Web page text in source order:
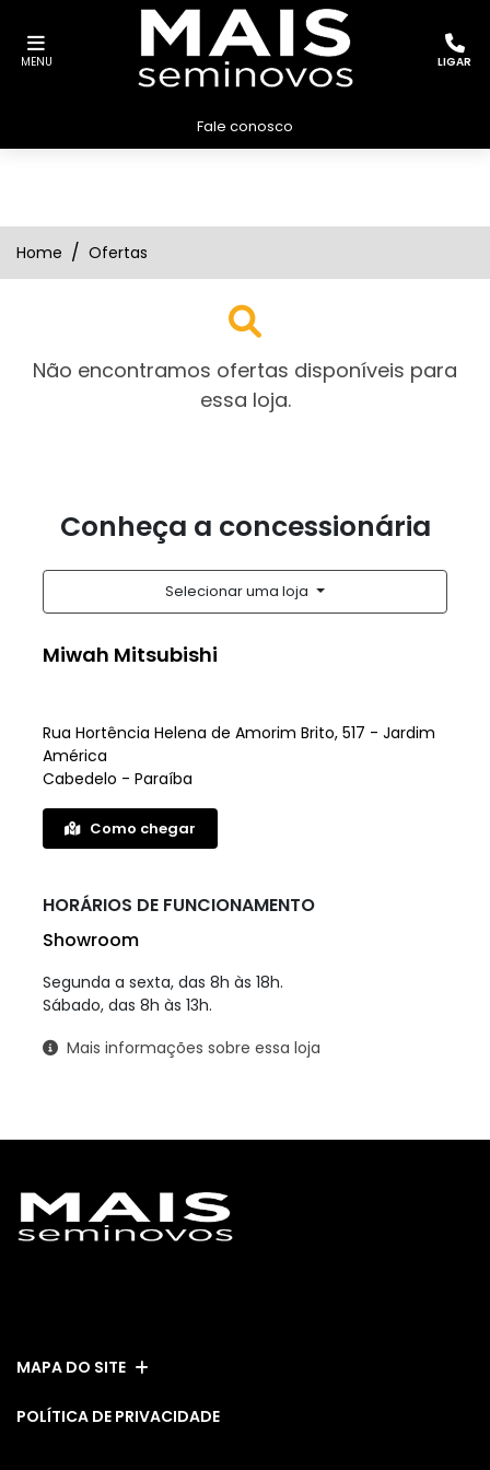
MENU LIGAR
Fale conosco
Home Ofertas
Não encontramos ofertas disponíveis para
essa loja.
Conheça a concessionária
Selecionar uma loja
Miwah Mitsubishi
Rua Hortência Helena de Amorim Brito, 517 - Jardim
América
Cabedelo - Paraíba
Como chegar
HORÁRIOS DE FUNCIONAMENTO
Showroom
Segunda a sexta, das 8h às 18h.
Sábado, das 8h às 13h.
Mais informações sobre essa loja
MAPA DO SITE
POLÍTICA DE PRIVACIDADE